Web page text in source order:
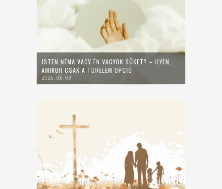
ISTEN NÉMA VAGY ÉN VAGYOK SÜKET? – ILYEN,
AMIKOR CSAK A TÜRELEM OPCIÓ
2026. 08. 03.